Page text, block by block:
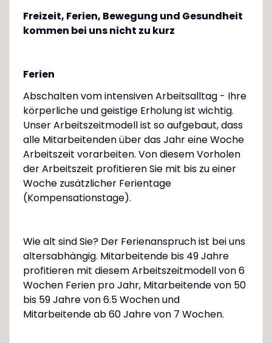
Freizeit, Ferien, Bewegung und Gesundheit
kommen bei uns nicht zu kurz
Ferien
Abschalten vom intensiven Arbeitsalltag - Ihre
körperliche und geistige Erholung ist wichtig.
Unser Arbeitszeitmodell ist so aufgebaut, dass
alle Mitarbeitenden über das Jahr eine Woche
Arbeitszeit vorarbeiten. Von diesem Vorholen
der Arbeitszeit profitieren Sie mit bis zu einer
Woche zusätzlicher Ferientage
(Kompensationstage).
Wie alt sind Sie? Der Ferienanspruch ist bei uns
altersabhängig. Mitarbeitende bis 49 Jahre
profitieren mit diesem Arbeitszeitmodell von 6
Wochen Ferien pro Jahr, Mitarbeitende von 50
bis 59 Jahre von 6.5 Wochen und
Mitarbeitende ab 60 Jahre von 7 Wochen.